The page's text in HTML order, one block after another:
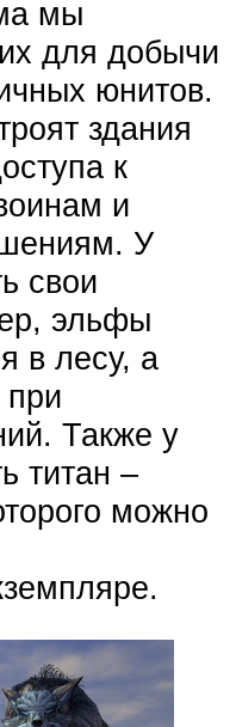
мы
для добычи
юнитов.
здания
к
и
У
свои
эльфы
в лесу, а
при
Также у
титан –
можно